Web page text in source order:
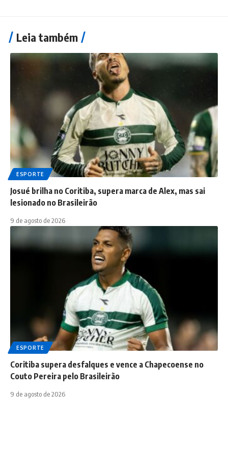
Leia também
ESPORTE
Josué brilha no Coritiba, supera marca de Alex, mas sai
lesionado no Brasileirão
9 de agosto de 2026
ESPORTE
Coritiba supera desfalques e vence a Chapecoense no
Couto Pereira pelo Brasileirão
9 de agosto de 2026